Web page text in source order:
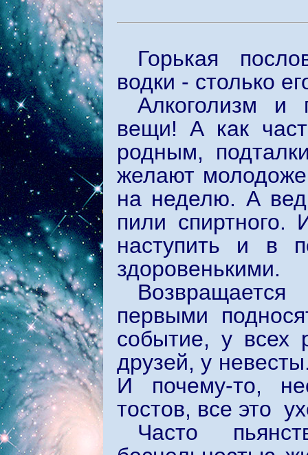
Горькая
водки - столько
Алкоголизм и
вещи! А как
родным,
желают
на неделю. А
пили спиртного.
наступить и в
здоровенькими.
первыми
событие, у всех
друзей, у
И почему-то,
тостов, все это
Часто